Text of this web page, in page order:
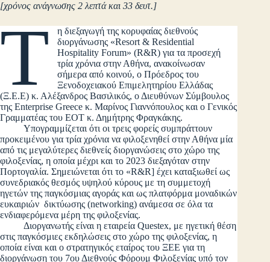
[χρόνος ανάγνωσης 2 λεπτά και 33 δευτ.]
Τ
η διεξαγωγή της κορυφαίας διεθνούς
διοργάνωσης «Resort & Residential
Hospitality Forum» (R&R) για τα προσεχή
τρία χρόνια στην Αθήνα, ανακοίνωσαν
σήμερα από κοινού, ο Πρόεδρος του
Ξενοδοχειακού Επιμελητηρίου Ελλάδας
(Ξ.Ε.Ε) κ. Αλέξανδρος Βασιλικός, ο Διευθύνων Σύμβουλος
της Enterprise Greece κ. Μαρίνος Γιαννόπουλος και ο Γενικός
Γραμματέας του ΕΟΤ κ. Δημήτρης Φραγκάκης.
Υπογραμμίζεται ότι οι τρεις φορείς συμπράττουν
προκειμένου για τρία χρόνια να φιλοξενηθεί στην Αθήνα μία
από τις μεγαλύτερες διεθνείς διοργανώσεις στο χώρο της
φιλοξενίας, η οποία μέχρι και το 2023 διεξαγόταν στην
Πορτογαλία. Σημειώνεται ότι το «R&R] έχει καταξιωθεί ως
συνεδριακός θεσμός υψηλού κύρους με τη συμμετοχή
ηγετών της παγκόσμιας αγοράς και ως πλατφόρμα μοναδικών
ευκαιριών δικτύωσης (networking) ανάμεσα σε όλα τα
ενδιαφερόμενα μέρη της φιλοξενίας.
Διοργανωτής είναι η εταιρεία Questex, με ηγετική θέση
στις παγκόσμιες εκδηλώσεις στο χώρο της φιλοξενίας, η
οποία είναι και ο στρατηγικός εταίρος του ΞΕΕ για τη
διοργάνωση του 7ου Διεθνούς Φόρουμ Φιλοξενίας υπό τον